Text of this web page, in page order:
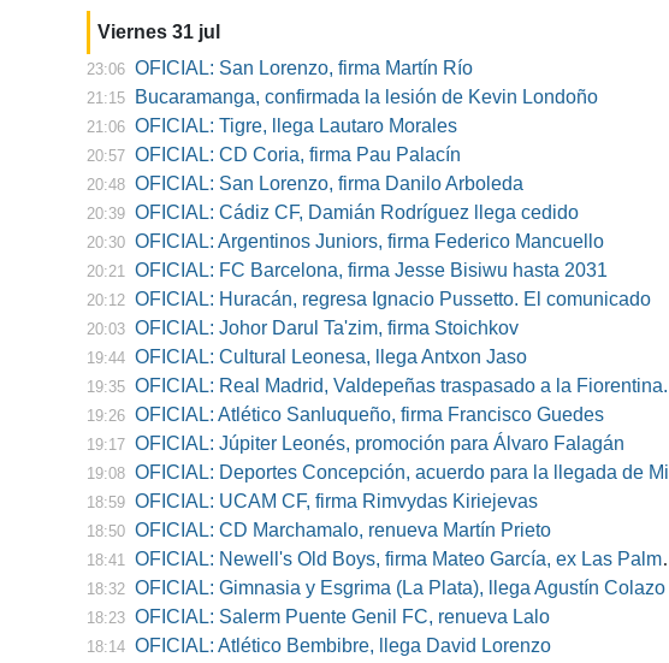
Viernes 31 jul
23:06 OFICIAL: San Lorenzo, firma Martín Río
21:15 Bucaramanga, confirmada la lesión de Kevin Londoño
21:06 OFICIAL: Tigre, llega Lautaro Morales
20:57 OFICIAL: CD Coria, firma Pau Palacín
20:48 OFICIAL: San Lorenzo, firma Danilo Arboleda
20:39 OFICIAL: Cádiz CF, Damián Rodríguez llega cedido
20:30 OFICIAL: Argentinos Juniors, firma Federico Mancuello
20:21 OFICIAL: FC Barcelona, firma Jesse Bisiwu hasta 2031
20:12 OFICIAL: Huracán, regresa Ignacio Pussetto. El comunicado
20:03 OFICIAL: Johor Darul Ta'zim, firma Stoichkov
19:44 OFICIAL: Cultural Leonesa, llega Antxon Jaso
19:35 OFICIAL: Real Madrid, Valdepeñas traspasado a la Fiorentina. El comunicado
19:26 OFICIAL: Atlético Sanluqueño, firma Francisco Guedes
19:17 OFICIAL: Júpiter Leonés, promoción para Álvaro Falagán
19:08 OFICIAL: Deportes Concepción, acuerdo para la llegada de Miguel Barbieri
18:59 OFICIAL: UCAM CF, firma Rimvydas Kiriejevas
18:50 OFICIAL: CD Marchamalo, renueva Martín Prieto
18:41 OFICIAL: Newell's Old Boys, firma Mateo García, ex Las Palmas, Osasuna o Alcorcón
18:32 OFICIAL: Gimnasia y Esgrima (La Plata), llega Agustín Colazo
18:23 OFICIAL: Salerm Puente Genil FC, renueva Lalo
18:14 OFICIAL: Atlético Bembibre, llega David Lorenzo